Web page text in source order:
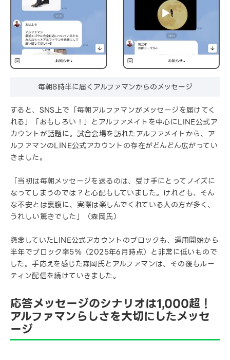
毎朝8時半に届くアルファマンからのメッセージ
すると、SNS上で「毎朝アルファマンがメッセージを届けてく
れる」「おもしろい！」とアルファメイトを中心にLINE公式ア
カウントが話題に。試合会場を訪れたアルファメイトから、ア
ルファマンのLINE公式アカウントの存在がどんどん広がってい
きました。
「当初は毎朝メッセージを送るのは、受け手にとってノイズに
なってしまうのでは？と心配もしていました。けれども、そん
な不安とは裏腹に、実際は楽しんでくれている人の方が多く、
うれしい驚きでした」（森岡氏）
懸念していたLINE公式アカウントのブロックも、運用開始から
半年でブロック率5％（2025年6月時点）と非常に低いもので
した。手応えを感じた森岡氏とアルファマンは、その後もルー
ティン配信を続けていきました。
応答メッセージのシナリオは1,000超！
アルファマンらしさを大切にしたメッセ
ージ